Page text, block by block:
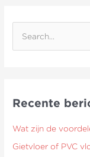
n
r
Recente
Wat zijn de
Gietvloer of PVC